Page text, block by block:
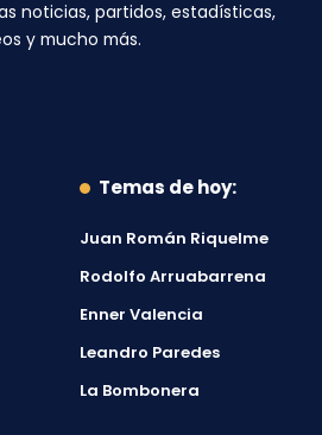
noticias, partidos, estadísticas,
y mucho más.
Temas de hoy:
Juan Román Riquelme
Rodolfo Arruabarrena
Enner Valencia
Leandro Paredes
La Bombonera